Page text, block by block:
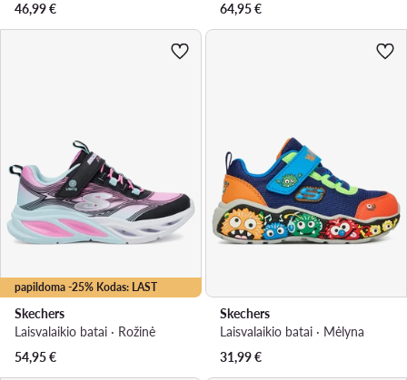
46,99€
64,95€
papildoma -25% Kodas: LAST
Skechers
Laisvalaikio batai · Rožinė
54,95€
Skechers
Laisvalaikio batai · Mėlyna
31,99€